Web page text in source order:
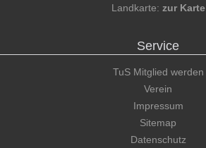
Landkarte: zur Karte
Service
TuS Mitglied werden
Verein
Impressum
Sitemap
Datenschutz